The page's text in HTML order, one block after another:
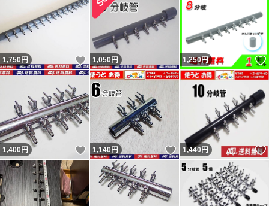
が出来ないようで論点が違います。私の返答は一部変更・
追記しているので同じではありません。フリマから閲覧の
方で気になる方はヤフオクからこの評価の返答を参照くだ
さい。 結局、追跡通り問題なく届いていたようです（ナ
ビの受取連絡有・ヤマトにも確認）。無責任呼ばわりされ
ましたが自身の責任は感じていないようで謝罪と評価変更
は無し。不当評価された私は被害者で非はありません。
記載内容を理解出来ない人（対応待てない人）は購入しな
いよう明記していますので手の打ちようがない異常者・無
分別者による八つ当たりです。9、10人目の不当評価者も
現れましたが同じです。ヤフオクの評価返答を参照くださ
1,750円 いいね！
1,050円 1,250円
1,400円 いいね！
1,140円 いいね！
1,440 円